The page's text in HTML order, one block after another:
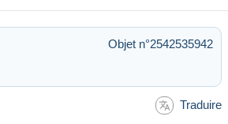
Objet n°2542535942
Traduire